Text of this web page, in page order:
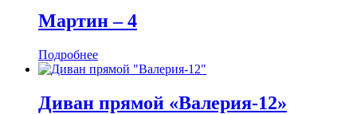
Мартин ‒ 4
Подробнее
Диван прямой «Валерия-12»